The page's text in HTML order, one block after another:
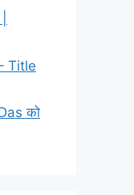
Title
को